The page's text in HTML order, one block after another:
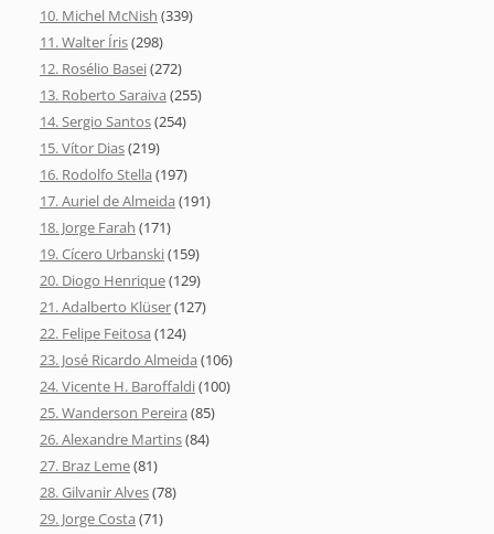
10. Michel McNish (339)
11. Walter Íris(298)
12. Rosélio Basei(272)
13. Roberto Saraiva (255)
14. Sergio Santos(254)
15. Vítor Dias(219)
16. Rodolfo Stella (197)
17. Auriel de Almeida (191)
18. Jorge Farah (171)
19. Cícero Urbanski(159)
20. Diogo Henrique(129)
21. Adalberto Klüser(127)
22. Felipe Feitosa (124)
23. José Ricardo Almeida (106)
24. Vicente H. Baroffaldi(100)
25. Wanderson Pereira (85)
26. Alexandre Martins(84)
27. Braz Leme(81)
28. Gilvanir Alves(78)
29. Jorge Costa (71)